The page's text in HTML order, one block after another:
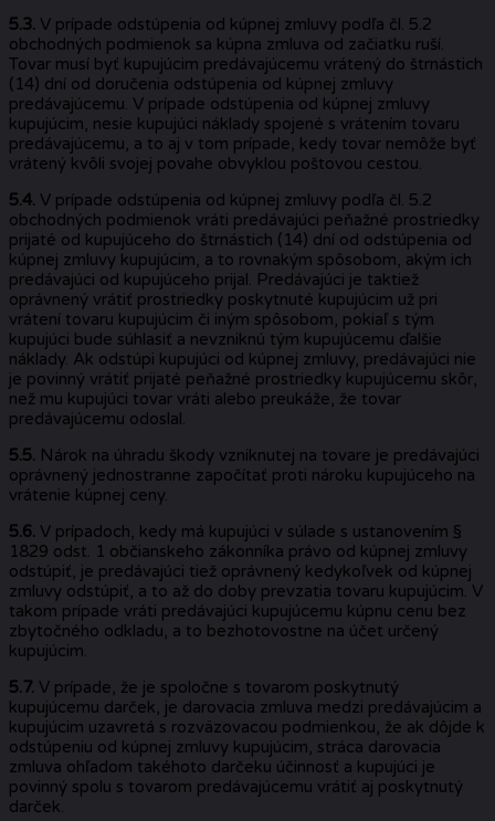
5.3. V prípade odstúpenia od kúpnej zmluvy podľa čl. 5.2
obchodných podmienok sa kúpna zmluva od začiatku ruší.
Tovar musí byť kupujúcim predávajúcemu vrátený do štrnástich
(14) dní od doručenia odstúpenia od kúpnej zmluvy
predávajúcemu. V prípade odstúpenia od kúpnej zmluvy
kupujúcim, nesie kupujúci náklady spojené s vrátením tovaru
predávajúcemu, a to aj v tom prípade, kedy tovar nemôže byť
vrátený kvôli svojej povahe obvyklou poštovou cestou.
5.4. V prípade odstúpenia od kúpnej zmluvy podľa čl. 5.2
obchodných podmienok vráti predávajúci peňažné prostriedky
prijaté od kupujúceho do štrnástich (14) dní od odstúpenia od
kúpnej zmluvy kupujúcim, a to rovnakým spôsobom, akým ich
predávajúci od kupujúceho prijal. Predávajúci je taktiež
oprávnený vrátiť prostriedky poskytnuté kupujúcim už pri
vrátení tovaru kupujúcim či iným spôsobom, pokiaľ s tým
kupujúci bude súhlasiť a nevzniknú tým kupujúcemu ďalšie
náklady. Ak odstúpi kupujúci od kúpnej zmluvy, predávajúci nie
je povinný vrátiť prijaté peňažné prostriedky kupujúcemu skôr,
než mu kupujúci tovar vráti alebo preukáže, že tovar
predávajúcemu odoslal.
5.5. Nárok na úhradu škody vzniknutej na tovare je predávajúci
oprávnený jednostranne započítať proti nároku kupujúceho na
vrátenie kúpnej ceny.
5.6. V prípadoch, kedy má kupujúci v súlade s ustanovením §
1829 odst. 1 občianskeho zákonníka právo od kúpnej zmluvy
odstúpiť, je predávajúci tiež oprávnený kedykoľvek od kúpnej
zmluvy odstúpiť, a to až do doby prevzatia tovaru kupujúcim. V
takom prípade vráti predávajúci kupujúcemu kúpnu cenu bez
zbytočného odkladu, a to bezhotovostne na účet určený
kupujúcim.
5.7. V prípade, že je spoločne s tovarom poskytnutý
kupujúcemu darček, je darovacia zmluva medzi predávajúcim a
kupujúcim uzavretá s rozväzovacou podmienkou, že ak dôjde k
odstúpeniu od kúpnej zmluvy kupujúcim, stráca darovacia
zmluva ohľadom takéhoto darčeku účinnosť a kupujúci je
povinný spolu s tovarom predávajúcemu vrátiť aj poskytnutý
darček.